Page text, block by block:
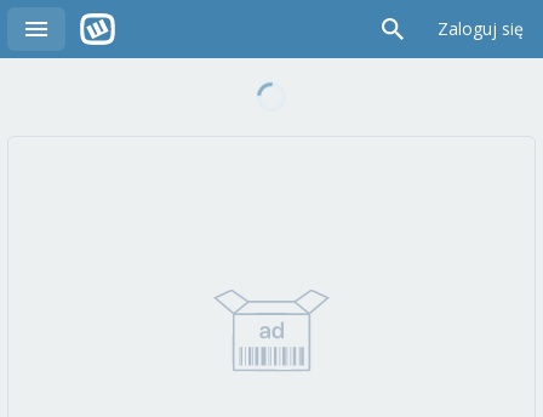
Zaloguj się